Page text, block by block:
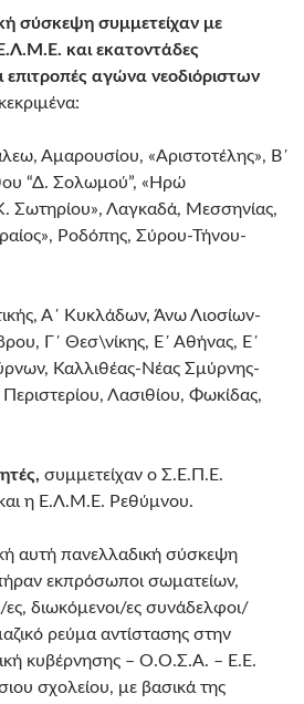
σύσκεψη συμμετείχαν με
και εκατοντάδες
επιτροπές αγώνα νεοδιόριστων
Αμαρουσίου, «Αριστοτέλης», Β΄
“Δ. Σολωμού”, «Ηρώ
Σωτηρίου», Λαγκαδά, Μεσσηνίας,
Ροδόπης, Σύρου-Τήνου-
Α΄ Κυκλάδων, Άνω Λιοσίων-
Γ΄ Θεσ\νίκης, Ε΄ Αθήνας, Ε΄
Καλλιθέας-Νέας Σμύρνης-
Λασιθίου, Φωκίδας,
συμμετείχαν ο Σ.Ε.Π.Ε.
η Ε.Λ.Μ.Ε. Ρεθύμνου.
αυτή πανελλαδική σύσκεψη
εκπρόσωποι σωματείων,
ες, διωκόμενοι/ες συνάδελφοι/
ρεύμα αντίστασης στην
κυβέρνησης – Ο.Ο.Σ.Α. – Ε.Ε.
σχολείου, με βασικά της